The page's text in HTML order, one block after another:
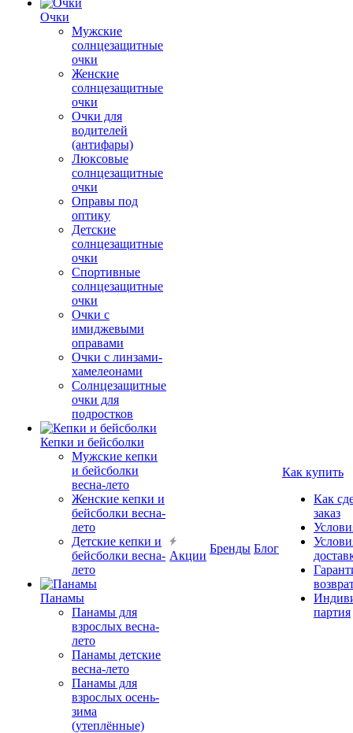
Очки
Мужские
солнцезащитные
очки
Женские
солнцезащитные
очки
Очки для
водителей
(антифары)
Люксовые
солнцезащитные
очки
Оправы под
оптику
Детские
солнцезащитные
очки
Спортивные
солнцезащитные
очки
Очки с
имиджевыми
оправами
Очки с линзами-
хамелеонами
Солнцезащитные
очки для
подростков
Кепки и бейсболки
Мужские кепки
и бейсболки
весна-лето
Женские кепки и
бейсболки весна-
лето
Детские кепки и
бейсболки весна-
лето
Панамы
Панамы для
взрослых весна-
лето
Панамы детские
весна-лето
Панамы для
взрослых осень-
зима
(утеплённые)
Акции
Бренды Блог
Как купить
Как
заказ
партия